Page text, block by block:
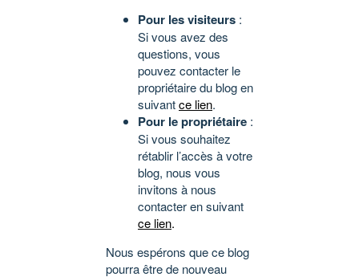
Pour les visiteurs :
Si vous avez des
questions, vous
pouvez contacter le
propriétaire du blog en
suivantce lien.
Pour le propriétaire :
Si vous souhaitez
rétablir l’accès à votre
blog, nous vous
invitons à nous
contacter en suivant
ce lien.
Nous espérons que ce blog
pourra être de nouveau